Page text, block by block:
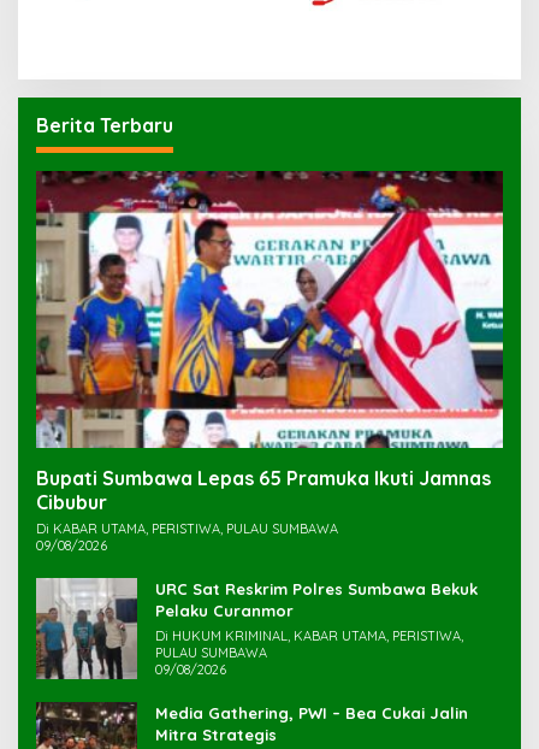
Berita Terbaru
Bupati Sumbawa Lepas 65 Pramuka Ikuti Jamnas
Cibubur ‎
Di KABAR UTAMA, PERISTIWA, PULAU SUMBAWA
09/08/2026
URC Sat Reskrim Polres Sumbawa Bekuk
Di HUKUM KRIMINAL, KABAR UTAMA, PERISTIWA,
PULAU SUMBAWA
09/08/2026
Media Gathering, PWI – Bea Cukai Jalin
Mitra Strategis